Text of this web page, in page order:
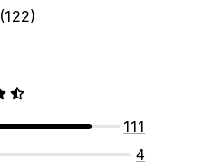
(122)
111
4